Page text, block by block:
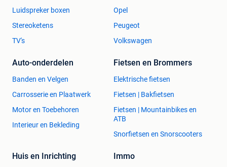
Luidspreker boxen
Stereoketens
TV's
Opel
Peugeot
Volkswagen
Auto-onderdelen
Banden en Velgen
Carrosserie en Plaatwerk
Motor en Toebehoren
Interieur en Bekleding
Fietsen en Brommers
Elektrische fietsen
Fietsen | Bakfietsen
Fietsen | Mountainbikes en
ATB
Snorfietsen en Snorscooters
Huis en Inrichting Immo